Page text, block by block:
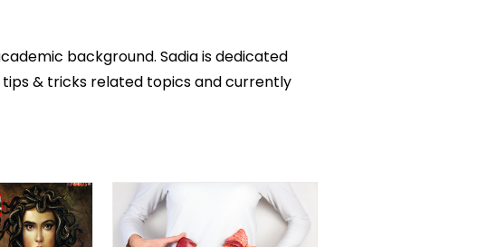
background. Sadia is dedicated
& tricks related topics and currently